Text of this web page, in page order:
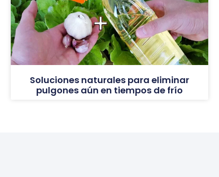
Soluciones naturales para eliminar
pulgones aún en tiempos de frío